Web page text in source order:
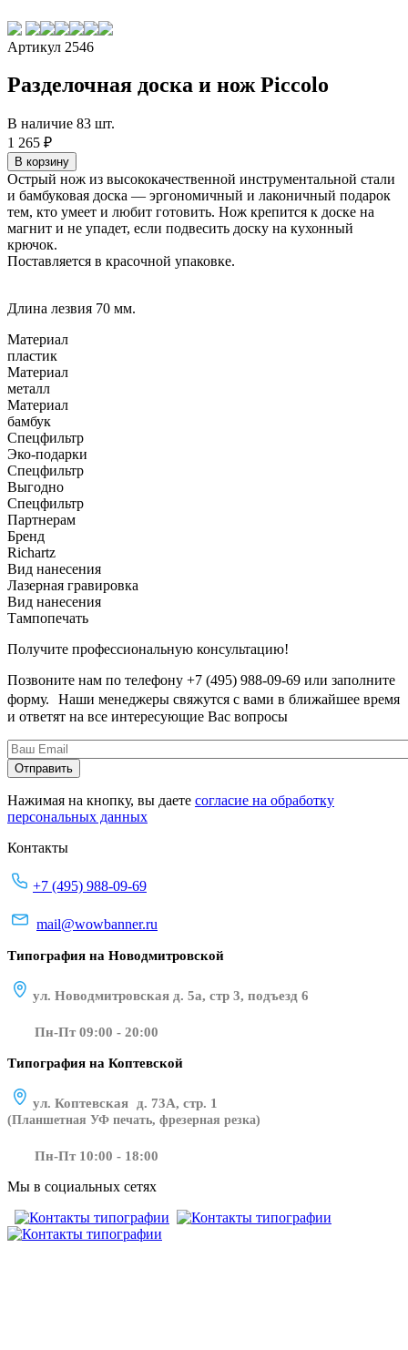
Артикул 2546
Разделочная доска и нож Piccolo
В наличие 83 шт.
1 265 ₽
Острый нож из высококачественной инструментальной стали
и бамбуковая доска — эргономичный и лаконичный подарок
тем, кто умеет и любит готовить. Нож крепится к доске на
магнит и не упадет, если подвесить доску на кухонный
крючок.
Поставляется в красочной упаковке.
Длина лезвия 70 мм.
Материал
пластик
Материал
металл
Материал
бамбук
Спецфильтр
Эко-подарки
Спецфильтр
Выгодно
Спецфильтр
Партнерам
Бренд
Richartz
Вид нанесения
Лазерная гравировка
Вид нанесения
Тампопечать
Получите профессиональную консультацию!
Позвоните нам по телефону +7 (495) 988-09-69 или заполните
форму. Наши менеджеры свяжутся с вами в ближайшее время
и ответят на все интересующие Вас вопросы
Нажимая на кнопку, вы даете согласие на обработку
персональных данных
Контакты
+7 (495) 988-09-69
mail@wowbanner.ru
Типография на Новодмитровской
ул. Новодмитровская д. 5а, стр 3, подъезд 6
Пн-Пт 09:00 - 20:00
Типография на Коптевской
ул. Коптевская д. 73А, стр. 1
(Планшетная УФ печать, фрезерная резка)
Пн-Пт 10:00 - 18:00
Мы в социальных сетях